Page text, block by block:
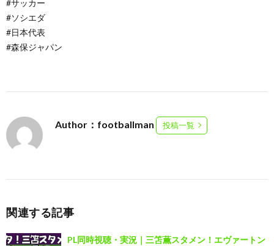
#サッカー
#ソシエダ
#日本代表
#森保ジャパン
Author：footballman 投稿一覧
関連する記事
PL同時視聴・実況｜三笘薫スタメン！エヴァートン